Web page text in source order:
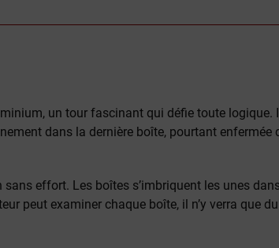
un tour fascinant qui défie toute logique.
dans la dernière boîte, pourtant
effort. Les boîtes s’imbriquent les unes
peut examiner chaque boîte, il n’y verra que